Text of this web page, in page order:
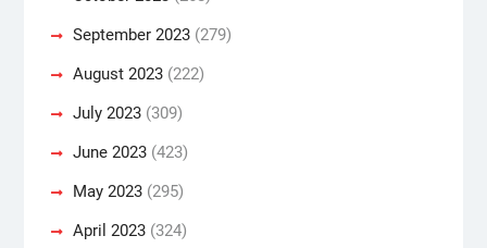
September 2023(279)
August 2023(222)
July 2023(309)
June 2023(423)
May 2023(295)
April 2023(324)